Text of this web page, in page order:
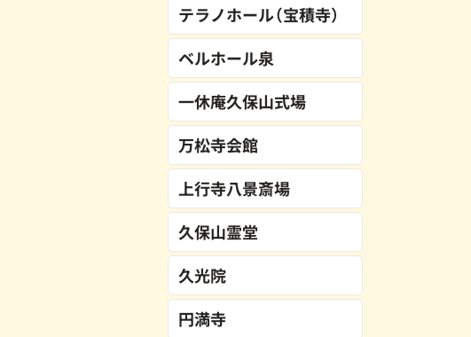
テラノホール（宝積寺）
ベルホール泉
一休庵久保山式場
万松寺会館
上行寺八景斎場
久保山霊堂
久光院
円満寺